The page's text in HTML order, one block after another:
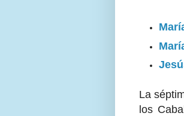
La
los